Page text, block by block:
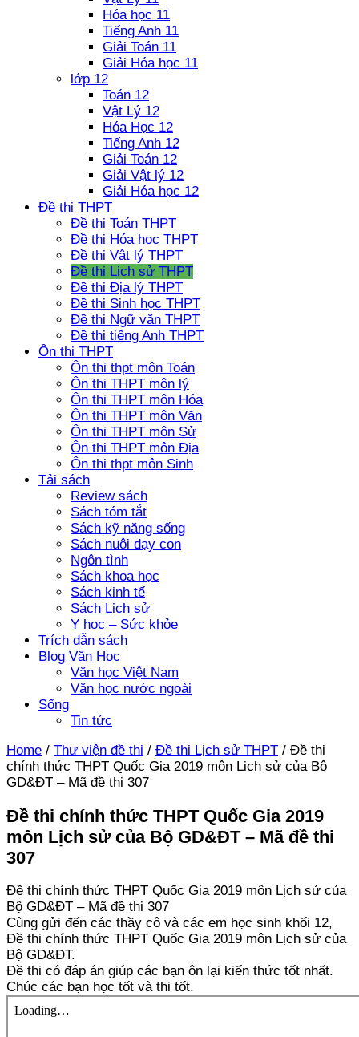
Hóa học 11
Tiếng Anh 11
Giải Toán 11
Giải Hóa học 11
lớp 12
Toán 12
Vật Lý 12
Hóa Học 12
Tiếng Anh 12
Giải Toán 12
Giải Vật lý 12
Giải Hóa học 12
Đề thi THPT
Đề thi Toán THPT
Đề thi Hóa học THPT
Đề thi Vật lý THPT
Đề thi Lịch sử THPT
Đề thi Địa lý THPT
Đề thi Sinh học THPT
Đề thi Ngữ văn THPT
Đề thi tiếng Anh THPT
Ôn thi THPT
Ôn thi thpt môn Toán
Ôn thi THPT môn lý
Ôn thi THPT môn Hóa
Ôn thi THPT môn Văn
Ôn thi THPT môn Sử
Ôn thi THPT môn Địa
Ôn thi thpt môn Sinh
Tải sách
Review sách
Sách tóm tắt
Sách kỹ năng sống
Sách nuôi dạy con
Ngôn tình
Sách khoa học
Sách kinh tế
Sách Lịch sử
Y học – Sức khỏe
Trích dẫn sách
Blog Văn Học
Văn học Việt Nam
Văn học nước ngoài
Sống
Tin tức
Home / Thư viện đề thi / Đề thi Lịch sử THPT / Đề thi
chính thức THPT Quốc Gia 2019 môn Lịch sử của Bộ
GD&ĐT – Mã đề thi 307
Đề thi chính thức THPT Quốc Gia 2019
môn Lịch sử của Bộ GD&ĐT – Mã đề thi
307
Đề thi chính thức THPT Quốc Gia 2019 môn Lịch sử của
Bộ GD&ĐT – Mã đề thi 307
Cùng gửi đến các thầy cô và các em học sinh khối 12,
Đề thi chính thức THPT Quốc Gia 2019 môn Lịch sử của
Bộ GD&ĐT.
Đề thi có đáp án giúp các bạn ôn lại kiến thức tốt nhất.
Chúc các bạn học tốt và thi tốt.